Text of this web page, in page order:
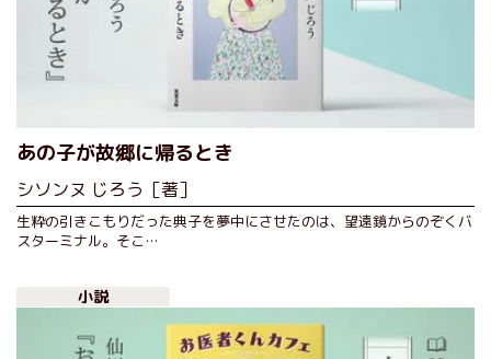
あの子が故郷に帰るとき
シソンヌ じろう［著］
生粋の引きこもりだった典子を夢中にさせたのは、望遠鏡からのぞくバ
スターミナル。そこ…
小説